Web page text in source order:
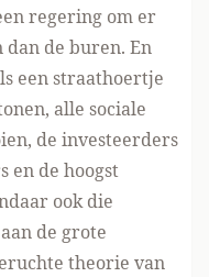
regering om er
de buren. En
een straathoertje
alle sociale
de investeerders
en de hoogst
ook die
de grote
theorie van